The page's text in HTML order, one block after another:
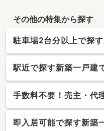
その他の特集から探す
駐車場2台分以上で探
駅近で探す新築一戸建
手数料不要！売主・代
即入居可能で探す新築